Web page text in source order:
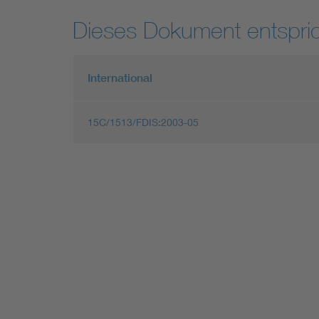
Dieses Dokument
International
15C/1513/FDIS:2003-05